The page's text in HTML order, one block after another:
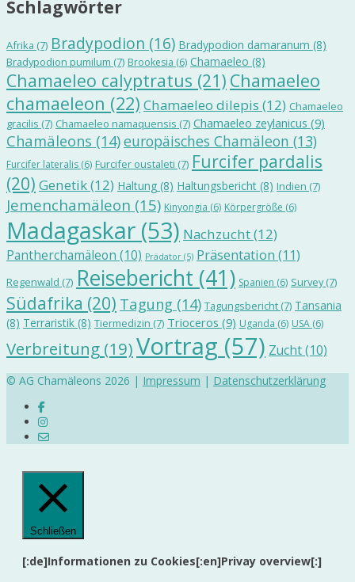
Schlagwörter
Afrika (7) Bradypodion (16) Bradypodion damaranum (8)
Bradypodion pumilum (7) Brookesia (6) Chamaeleo (8)
Chamaeleo calyptratus (21) Chamaeleo
chamaeleon (22) Chamaeleo dilepis (12) Chamaeleo
gracilis (7) Chamaeleo namaquensis (7) Chamaeleo zeylanicus (9)
Chamäleons (14)europäisches Chamäleon (13)
Furcifer lateralis (6) Furcifer oustaleti (7) Furcifer pardalis
(20) Genetik(12) Haltung (8) Haltungsbericht (8) Indien (7)
Jemenchamäleon (15) Kinyongia (6) Körpergröße (6)
Madagaskar (53) Nachzucht(12)
Pantherchamäleon (10) Prädator (5) Präsentation (11)
Regenwald (7) Reisebericht (41) Spanien (6) Survey(7)
Südafrika (20) Tagung (14) Tagungsbericht (7) Tansania
(8) Terraristik (8) Tiermedizin (7) Trioceros (9) Uganda (6) USA (6)
Verbreitung (19)Vortrag (57) Zucht(10)
© AG Chamäleons 2026 | Impressum | Datenschutzerklärung
Schließen
[:de]Informationen zu Cookies[:en]Privay overview[:]